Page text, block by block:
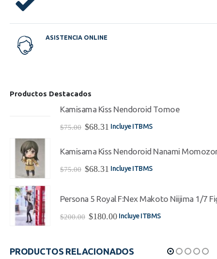
ASISTENCIA ONLINE
Productos Destacados
Kamisama Kiss Nendoroid Tomoe
$75.00 El
era:
$75.00.
$68.31 El
es:
$68.31.
Incluye ITBMS
Kamisama Kiss Nendoroid Nanami
$75.00 El
era:
$75.00.
$68.31 El
es:
Incluye ITBMS
Persona 5 Royal F:Nex Makoto Niijima 1/7
$200.00 El
$200.00.
$180.00El
$180.00.
Incluye ITBMS
PRODUCTOS RELACIONADOS